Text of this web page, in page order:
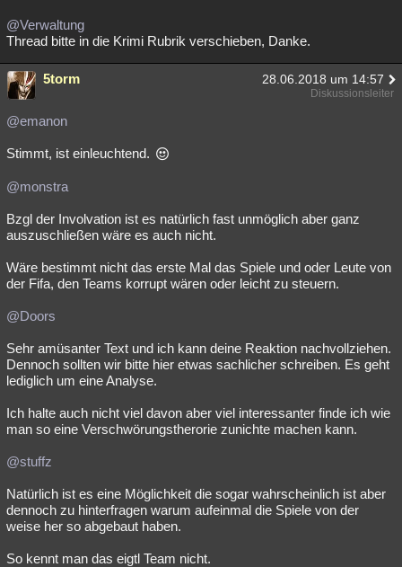
@Verwaltung
Thread bitte in die Krimi Rubrik verschieben, Danke.
5torm 28.06.2018 um 14:57
Diskussionsleiter
@emanon
Stimmt, ist einleuchtend.
@monstra
Bzgl der Involvation ist es natürlich fast unmöglich aber ganz
auszuschließen wäre es auch nicht.
Wäre bestimmt nicht das erste Mal das Spiele und oder Leute von
der Fifa, den Teams korrupt wären oder leicht zu steuern.
@Doors
Sehr amüsanter Text und ich kann deine Reaktion nachvollziehen.
Dennoch sollten wir bitte hier etwas sachlicher schreiben. Es geht
lediglich um eine Analyse.
Ich halte auch nicht viel davon aber viel interessanter finde ich wie
man so eine Verschwörungstherorie zunichte machen kann.
@stuffz
Natürlich ist es eine Möglichkeit die sogar wahrscheinlich ist aber
dennoch zu hinterfragen warum aufeinmal die Spiele von der
weise her so abgebaut haben.
So kennt man das eigtl Team nicht.